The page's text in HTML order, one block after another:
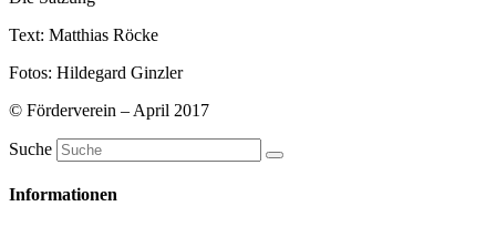
Text: Matthias Röcke
Fotos: Hildegard Ginzler
© Förderverein – April 2017
Suche
Informationen